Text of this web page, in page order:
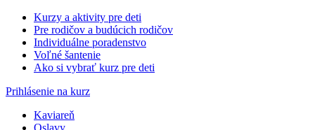
Kurzy a aktivity pre deti
Pre rodičov a budúcich rodičov
Individuálne poradenstvo
Voľné šantenie
Ako si vybrať kurz pre deti
Prihlásenie na kurz
Kaviareň
Oslavy